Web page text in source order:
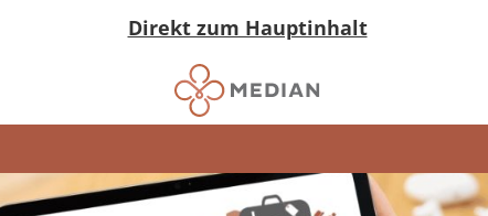
Direkt zum Hauptinhalt